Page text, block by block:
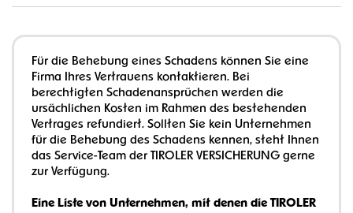
Für die Behebung eines Schadens können Sie eine
Firma Ihres Vertrauens kontaktieren. Bei
berechtigten Schadenansprüchen werden die
ursächlichen Kosten im Rahmen des bestehenden
Vertrages refundiert. Sollten Sie kein Unternehmen
für die Behebung des Schadens kennen, steht Ihnen
das Service-Team der TIROLER VERSICHERUNG gerne
zur Verfügung.
Eine Liste von Unternehmen, mit denen die TIROLER